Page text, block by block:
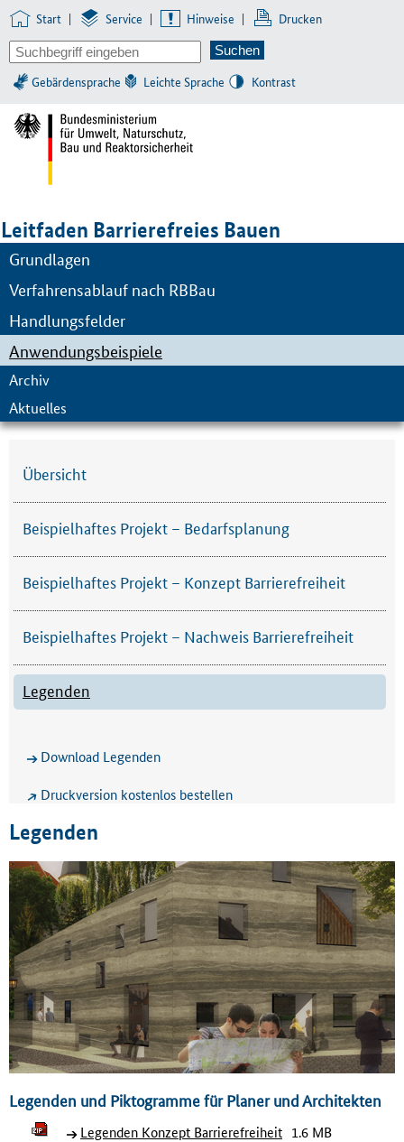
Start | Service | Hinweise | Drucken
Gebärdensprache Leichte Sprache Kontrast
Leitfaden Barrierefreies Bauen
Grundlagen
Verfahrensablauf nach RBBau
Handlungsfelder
Anwendungsbeispiele
Archiv
Aktuelles
Übersicht
Beispielhaftes Projekt – Bedarfsplanung
Beispielhaftes Projekt – Konzept Barrierefreiheit
Beispielhaftes Projekt – Nachweis Barrierefreiheit
Legenden
Download Legenden
Druckversion kostenlos bestellen
Legenden
Legenden und Piktogramme für Planer und Architekten
Legenden Konzept Barrierefreiheit 1.6 MB